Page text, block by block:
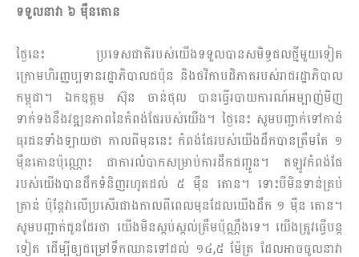
ទទួលនាវា ៦ ម៉ឺនតោន
ថ្ងៃនេះ ប្រទេសជាតិរបស់យើងទទួលបានសមិទ្ធផលថ្មីមួយទៀត
ក្រោមហិរញ្ញប្បទានរដ្ឋាភិបាលជប៉ុន និងថវិកាបដិភាគរបស់រាជរដ្ឋាភិបាល
កម្ពុជា។ ឯកឧត្តម ស៊ុន ចាន់ថុល បានធ្វើរបាយការណ៍អម្បាញ់មិញ
ទាក់ទងនឹងវឌ្ឍនភាពនៃកំពង់ផែរបស់យើង។ ថ្ងៃនេះ សូមបញ្ជាក់ទៅកាន់
ធុរជនទាំងឡាយថា កាលពីមុននេះ កំពង់ផែរបស់យើងដឹកបានត្រឹមតែ ១
ម៉ឺនតោនប៉ុណ្ណោះ ជាការលំបាកសម្រាប់ការដឹកជញ្ជូន។ ឥឡូវកំពង់ផែ
របស់យើងបានដឹកទំនិញរហូតដល់ ៥ ម៉ឺន តោន។ ទោះបីមិនទាន់គ្រប់
គ្រាន់ ប៉ុន្ដែវាលើប្រសើរជាងកាលពីពេលមុនដែលយើងដឹក ១ ម៉ឺន តោន។
សូមបញ្ជាក់ជូនដែរថា យើងមិនស្កប់ស្កល់ត្រឹមប៉ុណ្ណឹងទេ។ យើងត្រូវធ្វើបន្ដ
ទៀត ដើម្បីឲ្យជម្រៅទឹកឈានទៅដល់ ១៤,៥ ម៉ែត្រ ដែលអាចចូលនាវា